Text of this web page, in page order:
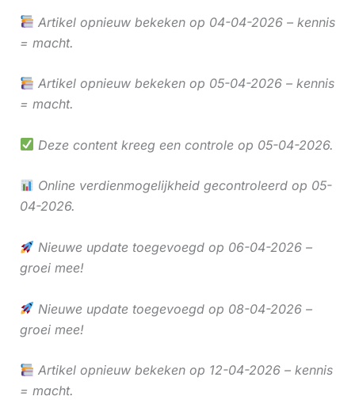
Artikel opnieuw bekeken op 04-04-2026 – kennis
= macht.
Artikel opnieuw bekeken op 05-04-2026 – kennis
= macht.
Deze content kreeg een controle op 05-04-2026.
Online verdienmogelijkheid gecontroleerd op 05-
04-2026.
Nieuwe update toegevoegd op 06-04-2026 –
groei mee!
Nieuwe update toegevoegd op 08-04-2026 –
groei mee!
Artikel opnieuw bekeken op 12-04-2026 – kennis
= macht.